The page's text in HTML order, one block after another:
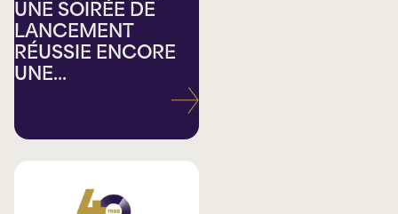
UNE SOIRÉE DE
LANCEMENT
RÉUSSIE ENCORE
UNE...